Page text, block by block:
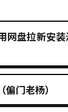
网盘拉新安
门老杨）